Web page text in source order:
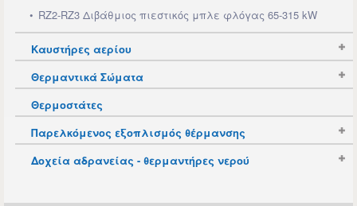
RZ2-RZ3 Διβάθμιος πιεστικός μπλε φλόγας 65-315 kW
Καυστήρες αερίου
Θερμαντικά Σώματα
Θερμοστάτες
Παρελκόμενος εξοπλισμός θέρμανσης
Δοχεία αδρανείας - θερμαντήρες νερού